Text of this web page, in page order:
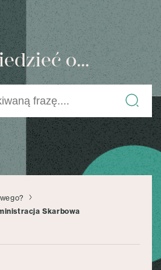
o...
Skarbowa